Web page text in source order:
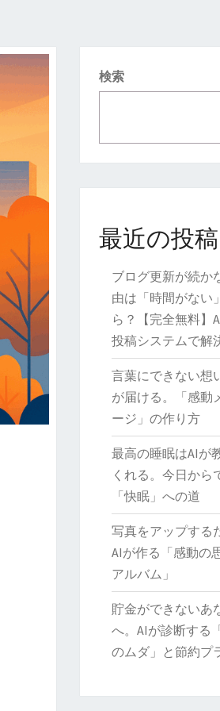
検索
最近の投稿
ブログ更新が続か
由は「時間がない
ら？【完全無料】
投稿システムで解
言葉にできない想
が届ける。「感動
ージ」の作り方
最高の睡眠はAIが
くれる。今日から
「快眠」への道
写真をアップする
AIが作る「感動の
アルバム」
貯金ができないあ
へ。AIが診断する
のムダ」と節約プ